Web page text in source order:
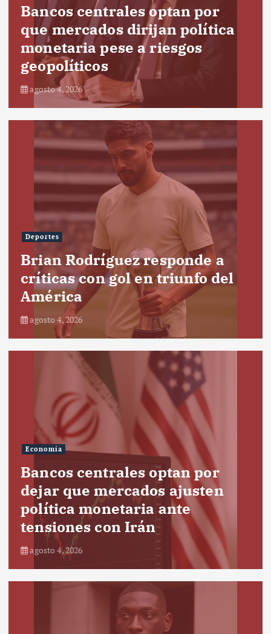
Bancos centrales optan por
que mercados dirijan política
monetaria pese a riesgos
geopolíticos
agosto 4, 2026
Deportes
Brian Rodríguez responde a
críticas con gol en triunfo del
América
agosto 4, 2026
Economía
Bancos centrales optan por
dejar que mercados ajusten
política monetaria ante
tensiones con Irán
agosto 4, 2026